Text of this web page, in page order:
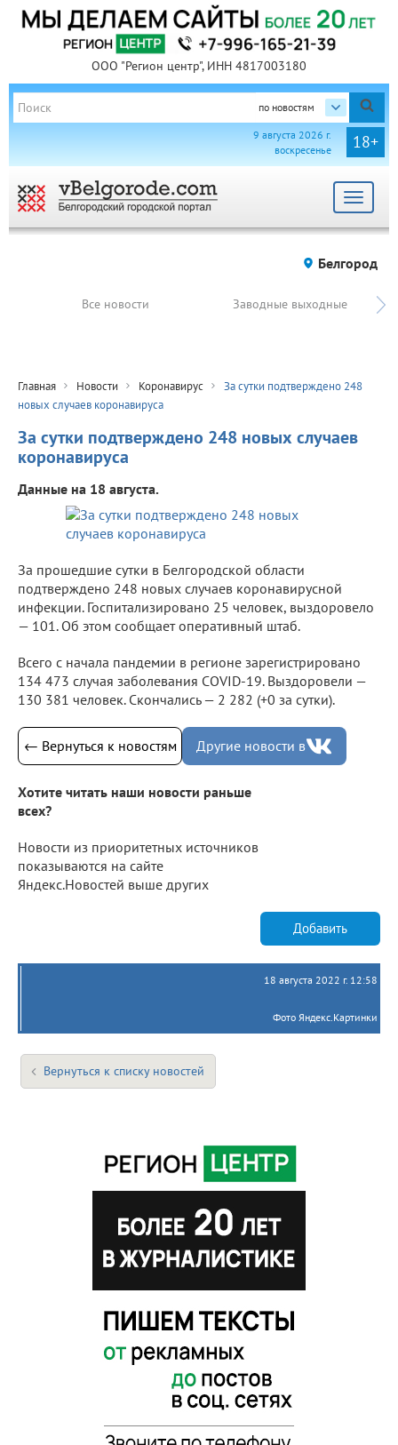
ООО "Регион центр", ИНН 4817003180
по новостям
18+
9 августа 2026 г.
воскресенье
Toggle
Белгород
Все новости Заводные выходные
Главная Новости Коронавирус
За сутки подтверждено 248
новых случаев коронавируса
За сутки подтверждено 248 новых случаев
коронавируса
Данные на 18 августа.
За прошедшие сутки в Белгородской области
подтверждено 248 новых случаев коронавирусной
инфекции. Госпитализировано 25 человек, выздоровело
— 101. Об этом сообщает оперативный штаб.
Всего с начала пандемии в регионе зарегистрировано
134 473 случая заболевания COVID-19. Выздоровели —
130 381 человек. Скончались — 2 282 (+0 за сутки).
← Вернуться к новостям Другие новости в
Хотите читать наши новости раньше
всех?
Новости из приоритетных источников
показываются на сайте
Яндекс.Новостей выше других
Добавить
18 августа 2022 г. 12:58
Фото Яндекс.Картинки
Вернуться к списку новостей